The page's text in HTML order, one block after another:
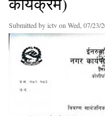
Submitted byictvon Wed, 07/23/